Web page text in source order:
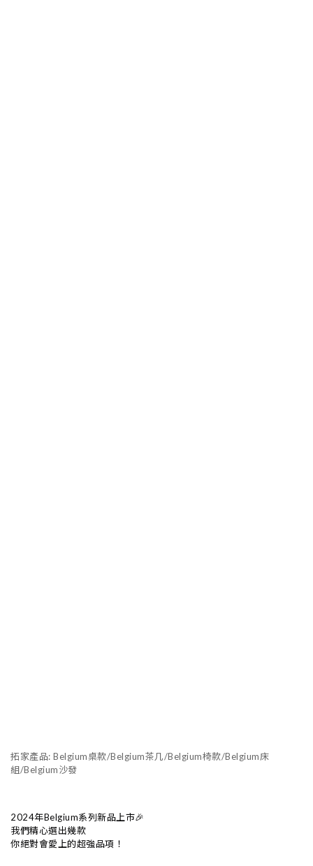
拓家產品: Belgium桌款/Belgium茶几/Belgium椅款/Belgium床
組/Belgium沙發
2024年Belgium系列新品上市🎉
我們精心選出幾款
你絕對會愛上的超強品項！